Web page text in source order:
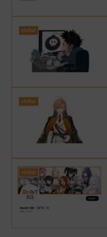
vtuber
vtuber
vtuber